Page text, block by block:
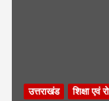
उत्तराखंड शिक्षा एवं